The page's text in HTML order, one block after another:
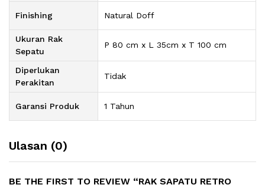
Finishing Natural Doff
Ukuran Rak
Sepatu
P 80 cm x L 35cm x T 100 cm
Diperlukan
Perakitan
Tidak
Garansi Produk 1 Tahun
Ulasan (0)
BE THE FIRST TO REVIEW “RAK SAPATU RETRO